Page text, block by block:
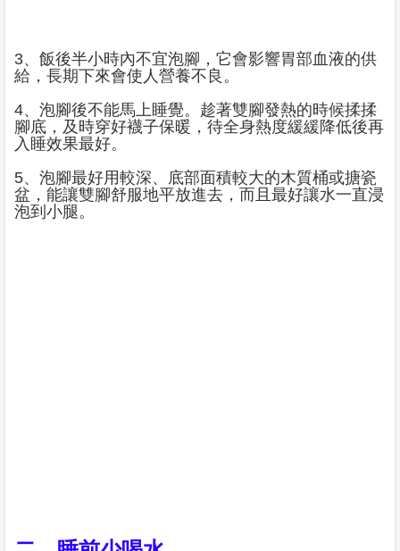
3、飯後半小時內不宜泡腳，它會影響胃部血液的供
給，長期下來會使人營養不良。
4、泡腳後不能馬上睡覺。趁著雙腳發熱的時候揉揉
腳底，及時穿好襪子保暖，待全身熱度緩緩降低後再
入睡效果最好。
5、泡腳最好用較深、底部面積較大的木質桶或搪瓷
盆，能讓雙腳舒服地平放進去，而且最好讓水一直浸
泡到小腿。